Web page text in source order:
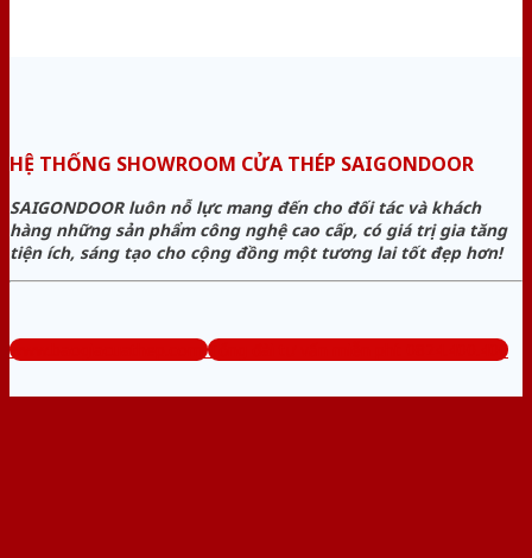
HỆ THỐNG SHOWROOM CỬA THÉP SAIGONDOOR
SAIGONDOOR luôn nỗ lực mang đến cho đối tác và khách
hàng những sản phẩm công nghệ cao cấp, có giá trị gia tăng
tiện ích, sáng tạo cho cộng đồng một tương lai tốt đẹp hơn!
www.baogiacuathep.com Tổng đài tư vấn miễn phí: 0824.400.400